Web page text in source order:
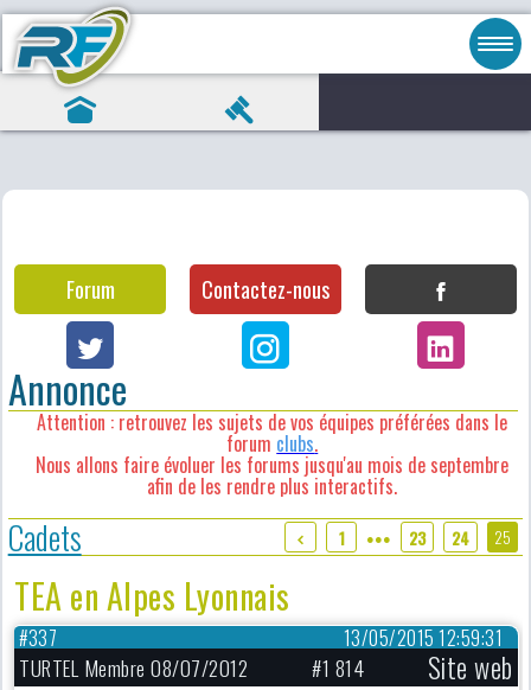
Forum Contactez-nous
Annonce
Attention : retrouvez les sujets de vos équipes préférées dans le
forum clubs.
Nous allons faire évoluer les forums jusqu'au mois de septembre
afin de les rendre plus interactifs.
Cadets 1 ●●● 23 24 25
TEA en Alpes Lyonnais
13/05/2015 12:59:31
#337
TURTEL Membre 08/07/2012 #1 814 Site web